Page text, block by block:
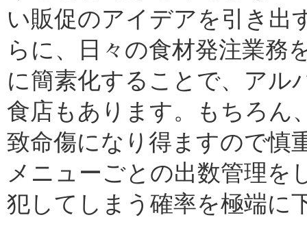
い販促のアイデアを引き出
らに、日々の食材発注業務
に簡素化することで、アル
食店もあります。もちろん
致命傷になり得ますので慎
メニューごとの出数管理を
犯してしまう確率を極端に